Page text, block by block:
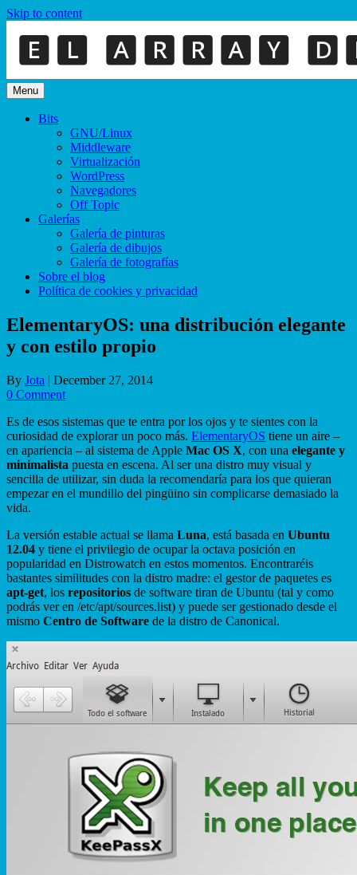
Skip to content
Menu
Bits
GNU/Linux
Middleware
Virtualización
WordPress
Navegadores
Off Topic
Galerías
Galería de pinturas
Galería de dibujos
Galería de fotografías
Sobre el blog
Política de cookies y privacidad
ElementaryOS: una distribución elegante
y con estilo propio
By Jota | December 27, 2014
0 Comment
Es de esos sistemas que te entra por los ojos y te sientes con la
curiosidad de explorar un poco más. ElementaryOS tiene un aire –
en apariencia – al sistema de Apple Mac OS X, con una elegante y
minimalista puesta en escena. Al ser una distro muy visual y
sencilla de utilizar, sin duda la recomendaría para los que quieran
empezar en el mundillo del pingüino sin complicarse demasiado la
vida.
La versión estable actual se llama Luna, está basada en Ubuntu
12.04 y tiene el privilegio de ocupar la octava posición en
popularidad en Distrowatch en estos momentos. Encontraréis
bastantes similitudes con la distro madre: el gestor de paquetes es
apt-get, los repositorios de software tiran de Ubuntu (tal y como
podrás ver en /etc/apt/sources.list) y puede ser gestionado desde el
mismo Centro de Software de la distro de Canonical.